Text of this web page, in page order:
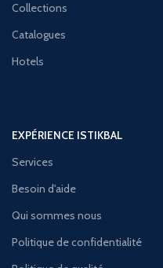
Collections
Catalogues
Hotels
EXPÉRIENCE ISTIKBAL
Services
Besoin d'aide
Qui sommes nous
Politique de confidentialité